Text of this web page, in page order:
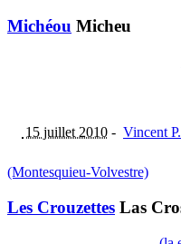
Michéou Micheu
15 juillet 2010 - Vincent P.
(Montesquieu-Volvestre)
Les Crouzettes Las